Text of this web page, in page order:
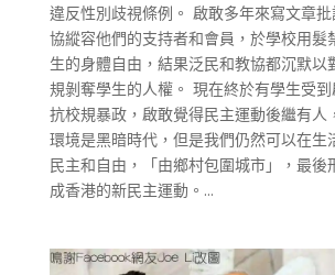
違反性別歧視條例。 啟敢多年來寫文章
協縱容他們的支持者和會員，於學校用髮
生的身體自由，結果泛民和教協都沉默以
規剝奪學生的人權。 現在終於有學生受
抗校規暴政，啟敢覺得民主運動後繼有人
環境是黑暗時代，但是我們仍然可以在生
民主和自由，「由鄉村包圍城市」，最後
成香港的新民主運動。...